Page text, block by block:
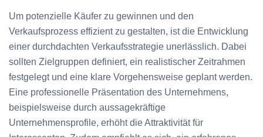
Um potenzielle Käufer zu gewinnen und den
Verkaufsprozess effizient zu gestalten, ist die Entwicklung
einer durchdachten Verkaufsstrategie unerlässlich. Dabei
sollten Zielgruppen definiert, ein realistischer Zeitrahmen
festgelegt und eine klare Vorgehensweise geplant werden.
Eine professionelle Präsentation des Unternehmens,
beispielsweise durch aussagekräftige
Unternehmensprofile, erhöht die Attraktivität für